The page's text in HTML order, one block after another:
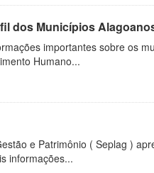
dos Municípios
importantes sobre os
Humano...
e Patrimônio ( Seplag )
informações...